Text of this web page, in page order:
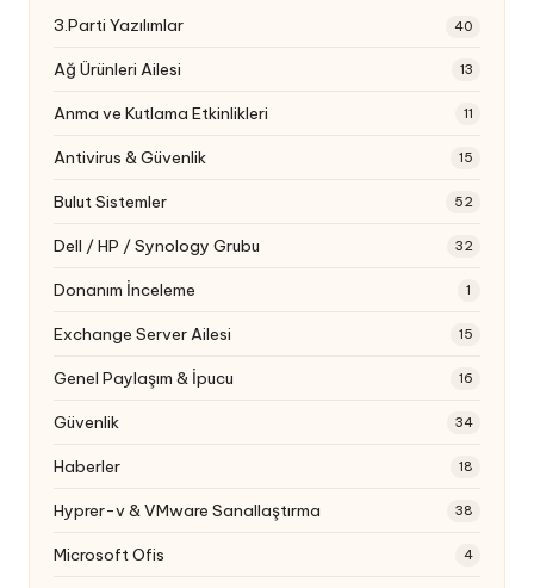
3.Parti Yazılımlar 40
Ağ Ürünleri Ailesi 13
Anma ve Kutlama Etkinlikleri 11
Antivirus & Güvenlik 15
Bulut Sistemler 52
Dell / HP / Synology Grubu 32
Donanım İnceleme 1
Exchange Server Ailesi 15
Genel Paylaşım & İpucu 16
Güvenlik 34
Haberler 18
Hyprer-v & VMware Sanallaştırma 38
Microsoft Ofis 4